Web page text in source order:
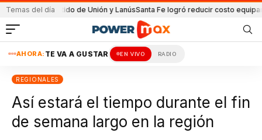
Temas del día
el partido de Unión y LanúsSanta Fe logró reducir costo equipamiento
AHORA: TE VA A GUSTAR EN VIVO RADIO
REGIONALES
Así estará el tiempo durante el fin
de semana largo en la región